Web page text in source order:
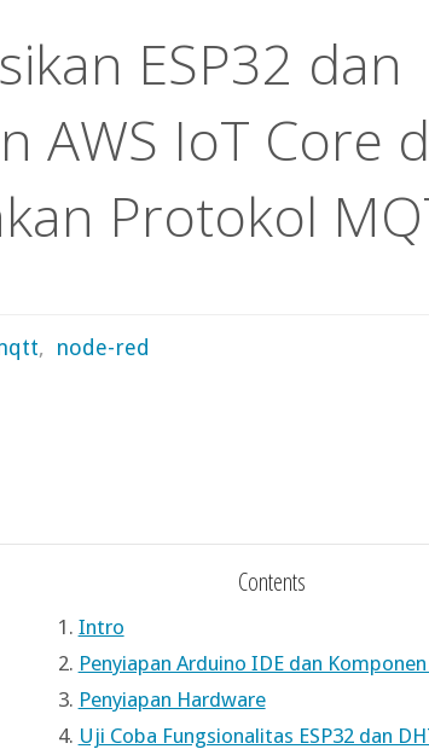
ESP32 dan
AWS IoT Core
Protokol
, node-red
Contents
1. Intro
2. Penyiapan Arduino IDE dan
3. Penyiapan Hardware
4. Uji Coba Fungsionalitas ESP32 dan